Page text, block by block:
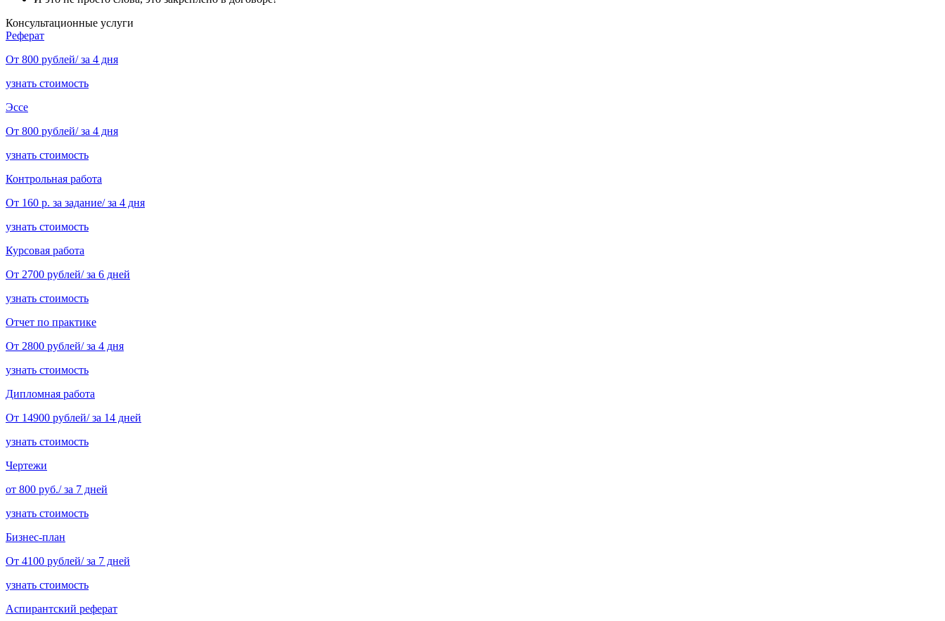
Консультационные услуги
Реферат
От 800 рублей/ за 4 дня
узнать стоимость
Эссе
От 800 рублей/ за 4 дня
узнать стоимость
Контрольная работа
От 160 р. за задание/ за 4 дня
узнать стоимость
Курсовая работа
От 2700 рублей/ за 6 дней
узнать стоимость
Отчет по практике
От 2800 рублей/ за 4 дня
узнать стоимость
Дипломная работа
От 14900 рублей/ за 14 дней
узнать стоимость
Чертежи
от 800 руб./ за 7 дней
узнать стоимость
Бизнес-план
От 4100 рублей/ за 7 дней
узнать стоимость
Аспирантский реферат